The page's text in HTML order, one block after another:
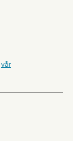
vår